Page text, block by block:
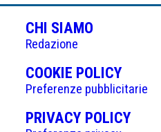
CHI SIAMO
Redazione
COOKIE POLICY(APRE
IN
UNA
NUOVA
Preferenze pubblicitarie
PRIVACY POLICY(APRE